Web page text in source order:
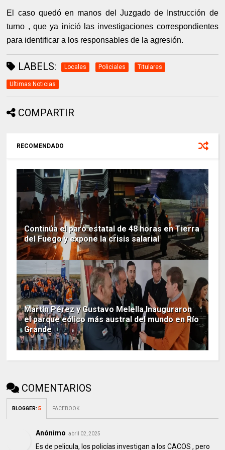
El caso quedó en manos del Juzgado de Instrucción de
turno , que ya inició las investigaciones correspondientes
para identificar a los responsables de la agresión.
LABELS: Locales Policiales Titulares
Ultimas Noticias
COMPARTIR
RECOMENDADO
Continúa el paro estatal de 48 horas en Tierra
del Fuego y expone la crisis salarial
Martín Pérez y Gustavo Melella Inauguraron
el parque eólico más austral del mundo en Río
Grande
COMENTARIOS
BLOGGER:5 FACEBOOK
Anónimo abril 02, 2025
Es de pelicula, los policías investigan a los CACOS , pero